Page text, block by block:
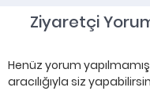
Ziyaretçi
Henüz yorum
aracılığıyla siz